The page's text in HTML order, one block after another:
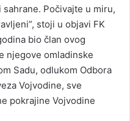
Počivajte u miru,
stoji u objavi FK
bio član ovog
njegove omladinske
Sadu, odlukom Odbora
Vojvodine, sve
pokrajine Vojvodine